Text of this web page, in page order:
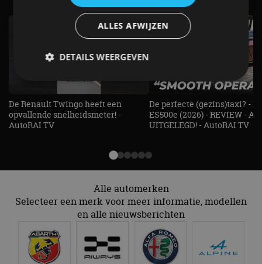
De Renault Twingo heeft een
opvallende snelheidsmeter! -
AutoRAI TV
De perfecte (gezins)taxi? -
ES500e (2026) - REVIEW -
UITGELEGD! - AutoRAI TV
Alle automerken
Selecteer een merk voor meer informatie, modellen
en alle nieuwsberichten
ALLES AFWIJZEN
DETAILS WEERGEVEN
Strikt noodzakelijk Prestatie
Targeting
Niet-geclassificeerd
kernfunctionaliteiten van de website mogelijk, zoals
gebruikersaanmelding en accountbeheer. De
website kan niet goed worden gebruikt zonder de
Naam
Aanbieder/
Domein
Vervaldatum
.autorai.nl
te